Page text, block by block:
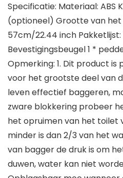
Specificatie: Materiaal: ABS
(optioneel) Grootte van het
57cm/22.44 inch Pakketlijst:
Bevestigingsbeugel 1 *
Opmerking: 1. Dit product
voor het grootste deel van
leven effectief baggeren,
zware blokkering probeer
het opruimen van het toilet
minder is dan 2/3 van het
van bagger de druk is om
duwen, water kan niet